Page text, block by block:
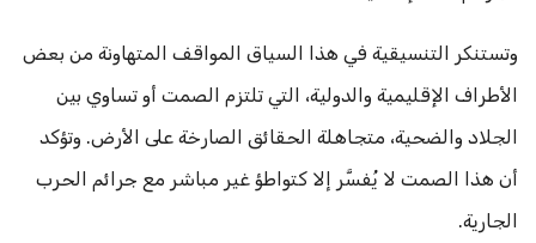
وتستنكر التنسيقية في هذا السياق المواقف المتهاونة من بعض
الأطراف الإقليمية والدولية، التي تلتزم الصمت أو تساوي بين
الجلاد والضحية، متجاهلة الحقائق الصارخة على الأرض. وتؤكد
أن هذا الصمت لا يُفسَّر إلا كتواطؤ غير مباشر مع جرائم الحرب
الجارية.